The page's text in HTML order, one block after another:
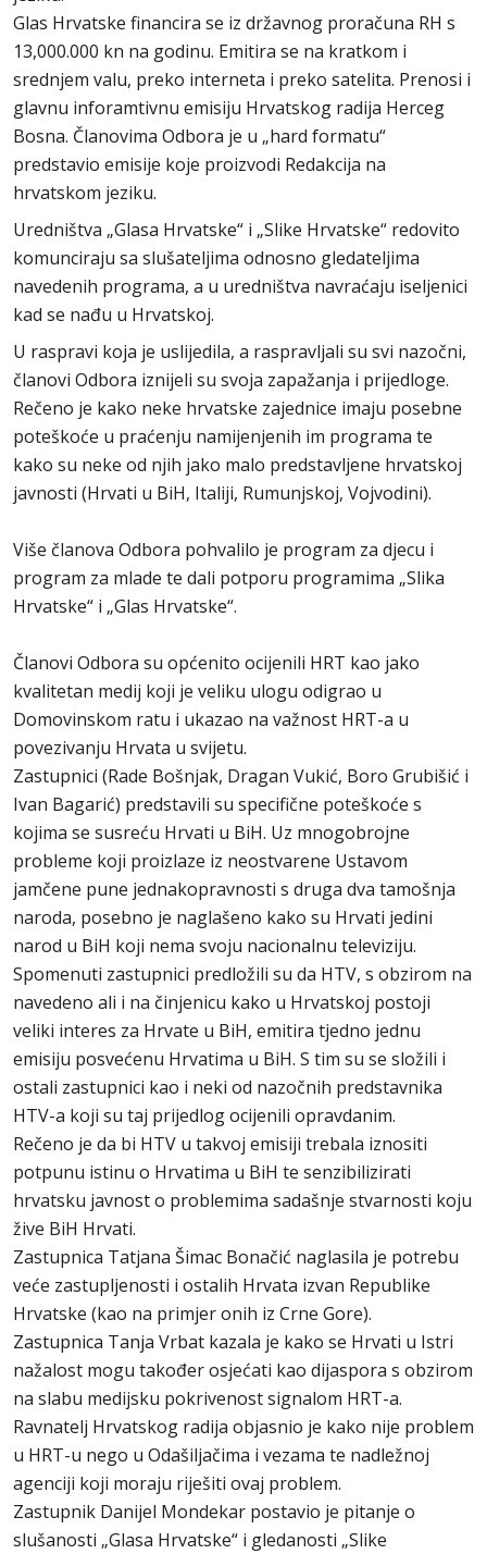
Glas Hrvatske financira se iz državnog proračuna RH s
13,000.000 kn na godinu. Emitira se na kratkom i
srednjem valu, preko interneta i preko satelita. Prenosi i
glavnu inforamtivnu emisiju Hrvatskog radija Herceg
Bosna. Članovima Odbora je u „hard formatu“
predstavio emisije koje proizvodi Redakcija na
hrvatskom jeziku.
Uredništva „Glasa Hrvatske“ i „Slike Hrvatske“ redovito
komunciraju sa slušateljima odnosno gledateljima
navedenih programa, a u uredništva navraćaju iseljenici
kad se nađu u Hrvatskoj.
U raspravi koja je uslijedila, a raspravljali su svi nazočni,
članovi Odbora iznijeli su svoja zapažanja i prijedloge.
Rečeno je kako neke hrvatske zajednice imaju posebne
poteškoće u praćenju namijenjenih im programa te
kako su neke od njih jako malo predstavljene hrvatskoj
javnosti (Hrvati u BiH, Italiji, Rumunjskoj, Vojvodini).
Više članova Odbora pohvalilo je program za djecu i
program za mlade te dali potporu programima „Slika
Hrvatske“ i „Glas Hrvatske“.
Članovi Odbora su općenito ocijenili HRT kao jako
kvalitetan medij koji je veliku ulogu odigrao u
Domovinskom ratu i ukazao na važnost HRT-a u
povezivanju Hrvata u svijetu.
Zastupnici (Rade Bošnjak, Dragan Vukić, Boro Grubišić i
Ivan Bagarić) predstavili su specifične poteškoće s
kojima se susreću Hrvati u BiH. Uz mnogobrojne
probleme koji proizlaze iz neostvarene Ustavom
jamčene pune jednakopravnosti s druga dva tamošnja
naroda, posebno je naglašeno kako su Hrvati jedini
narod u BiH koji nema svoju nacionalnu televiziju.
Spomenuti zastupnici predložili su da HTV, s obzirom na
navedeno ali i na činjenicu kako u Hrvatskoj postoji
veliki interes za Hrvate u BiH, emitira tjedno jednu
emisiju posvećenu Hrvatima u BiH. S tim su se složili i
ostali zastupnici kao i neki od nazočnih predstavnika
HTV-a koji su taj prijedlog ocijenili opravdanim.
Rečeno je da bi HTV u takvoj emisiji trebala iznositi
potpunu istinu o Hrvatima u BiH te senzibilizirati
hrvatsku javnost o problemima sadašnje stvarnosti koju
žive BiH Hrvati.
Zastupnica Tatjana Šimac Bonačić naglasila je potrebu
veće zastupljenosti i ostalih Hrvata izvan Republike
Hrvatske (kao na primjer onih iz Crne Gore).
Zastupnica Tanja Vrbat kazala je kako se Hrvati u Istri
nažalost mogu također osjećati kao dijaspora s obzirom
na slabu medijsku pokrivenost signalom HRT-a.
Ravnatelj Hrvatskog radija objasnio je kako nije problem
u HRT-u nego u Odašiljačima i vezama te nadležnoj
agenciji koji moraju riješiti ovaj problem.
Zastupnik Danijel Mondekar postavio je pitanje o
slušanosti „Glasa Hrvatske“ i gledanosti „Slike